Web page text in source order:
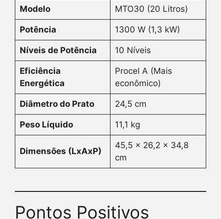
Modelo MTO30 (20 Litros)
Potência 1300 W (1,3 kW)
Níveis de Potência 10 Níveis
Eficiência
Energética
Procel A (Mais
econômico)
Diâmetro do Prato 24,5 cm
Peso Líquido 11,1 kg
Dimensões (LxAxP)
45,5 x 26,2 x 34,8
cm
Pontos Positivos